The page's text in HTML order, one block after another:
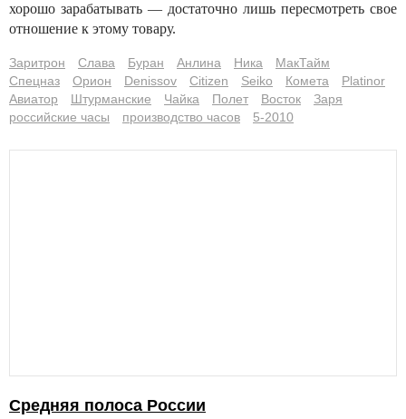
хорошо зарабатывать — достаточно лишь пересмотреть свое
отношение к этому товару.
Заритрон Слава Буран Анлина Ника
МакТайм
Спецназ
Орион Denissov Citizen Seiko Комета
Platinor
Авиатор
Штурманские Чайка Полет Восток
Заря
российские часы
производство часов 5-2010
Средняя полоса России